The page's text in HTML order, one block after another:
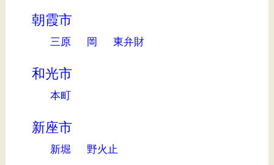
朝霞市
三原 岡 東弁財
和光市
本町
新座市
新堀 野火止